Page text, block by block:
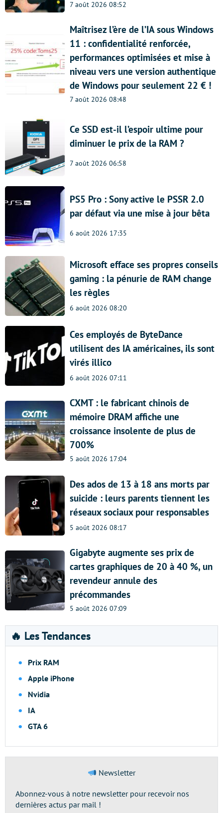
7 août 2026 08:52
Maîtrisez l’ère de l’IA sous Windows
11 : confidentialité renforcée,
performances optimisées et mise à
niveau vers une version authentique
de Windows pour seulement 22 € !
7 août 2026 08:48
Ce SSD est-il l’espoir ultime pour
diminuer le prix de la RAM ?
7 août 2026 06:58
PS5 Pro : Sony active le PSSR 2.0
par défaut via une mise à jour bêta
6 août 2026 17:35
Microsoft efface ses propres conseils
gaming : la pénurie de RAM change
les règles
6 août 2026 08:20
Ces employés de ByteDance
utilisent des IA américaines, ils sont
virés illico
6 août 2026 07:11
CXMT : le fabricant chinois de
mémoire DRAM affiche une
croissance insolente de plus de
700%
5 août 2026 17:04
Des ados de 13 à 18 ans morts par
suicide : leurs parents tiennent les
réseaux sociaux pour responsables
5 août 2026 08:17
Gigabyte augmente ses prix de
cartes graphiques de 20 à 40 %, un
revendeur annule des
précommandes
5 août 2026 07:09
🔥 Les Tendances
Prix RAM
Apple iPhone
Nvidia
IA
GTA 6
Newsletter
Abonnez-vous à notre newsletter pour recevoir nos
dernières actus par mail !